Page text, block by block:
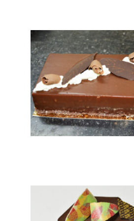
DÉTAILS